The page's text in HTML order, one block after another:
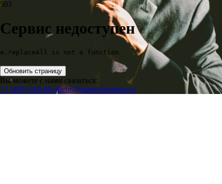
503
Сервис недоступен
e.replaceAll is not a function
Обновить страницу
Вы можете с нами связаться:
+7 (499) 418-00-40ebr@expert-business.ru